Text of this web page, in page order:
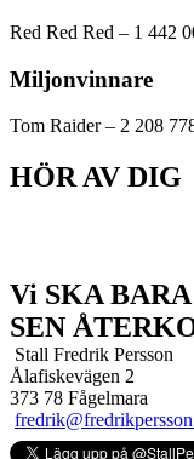
Red Red Red – 1 442
Miljonvinnare
Tom Raider – 2 208
HÖR AV DIG
Vi SKA
SEN
Stall Fredrik Persson
Ålafiskevägen 2
373 78 Fågelmara